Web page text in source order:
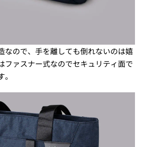
なので、手を離しても倒れないのは嬉
ファスナー式なのでセキュリティ面で